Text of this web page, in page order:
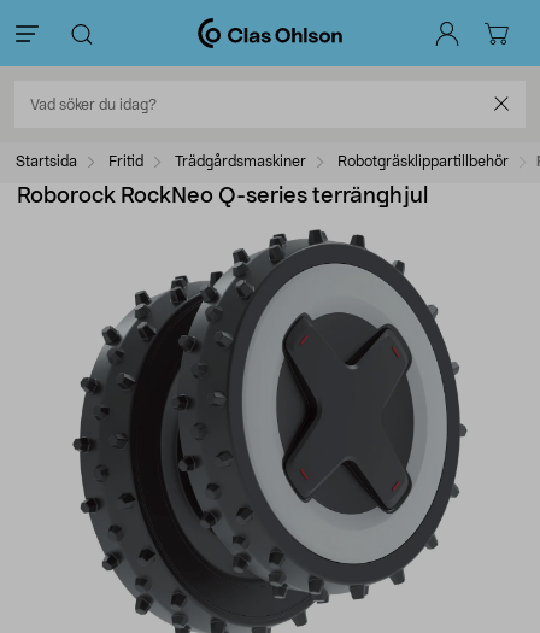
Startsida Fritid Trädgårdsmaskiner Robotgräsklippartillbehör
Roborock RockNeo Q-series terränghjul